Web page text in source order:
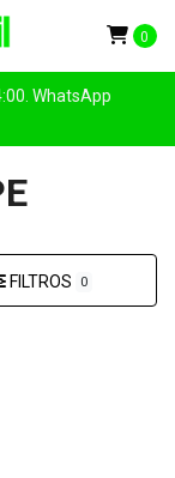
WhatsApp
0
FILTROS 0